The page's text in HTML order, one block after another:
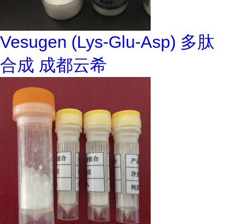
Vesugen (Lys-Glu-Asp) 多肽
合成 成都云希